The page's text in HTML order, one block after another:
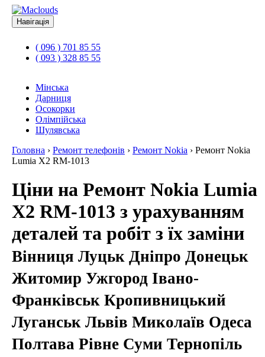
Навігація
( 096 ) 701 85 55
( 093 ) 328 85 55
Мінська
Дарниця
Осокорки
Олімпійська
Шулявська
Головна › Ремонт телефонів › Ремонт Nokia › Ремонт Nokia
Lumia X2 RM-1013
Ціни на Ремонт Nokia Lumia
X2 RM-1013 з урахуванням
деталей та робіт з їх заміни
Вінниця Луцьк Дніпро Донецьк
Житомир Ужгород Івано-
Франківськ Кропивницький
Луганськ Львів Миколаїв Одеса
Полтава Рівне Суми Тернопіль